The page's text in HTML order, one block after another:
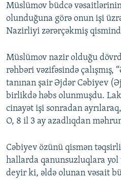
Müslümov büdcə
olunduğuna görə onun işi
Nazirliyi zərərçəkmiş
Müslümov nazir olduğu
rəhbəri vəzifəsində çalışmış,
tanınan şair Əjdər Cəbiyev
birlikdə həbs olunmuşdu.
cinayət işi sonradan
O, 8 il 3 ay azadlıqdan
Cəbiyev özünü qismən
hallarda qanunsuzluqlara
deyir ki, əldə olunan vəsait